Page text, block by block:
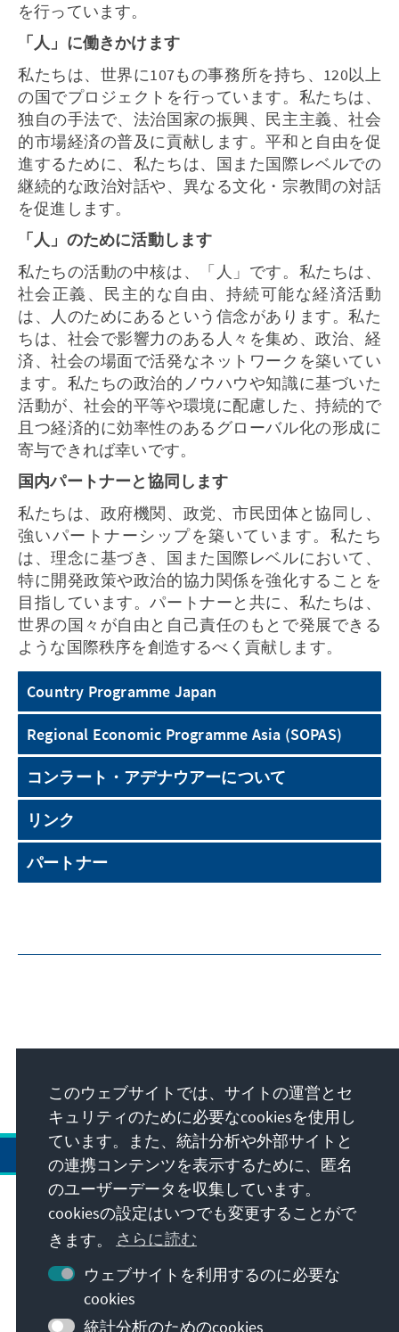
を行っています。
「人」に働きかけます
私たちは、世界に107もの事務所を持ち、120以上
の国でプロジェクトを行っています。私たちは、
独自の手法で、法治国家の振興、民主主義、社会
的市場経済の普及に貢献します。平和と自由を促
進するために、私たちは、国また国際レベルでの
継続的な政治対話や、異なる文化・宗教間の対話
を促進します。
「人」のために活動します
私たちの活動の中核は、「人」です。私たちは、
社会正義、民主的な自由、持続可能な経済活動
は、人のためにあるという信念があります。私た
ちは、社会で影響力のある人々を集め、政治、経
済、社会の場面で活発なネットワークを築いてい
ます。私たちの政治的ノウハウや知識に基づいた
活動が、社会的平等や環境に配慮した、持続的で
且つ経済的に効率性のあるグローバル化の形成に
寄与できれば幸いです。
国内パートナーと協同します
私たちは、政府機関、政党、市民団体と協同し、
強いパートナーシップを築いています。私たち
は、理念に基づき、国また国際レベルにおいて、
特に開発政策や政治的協力関係を強化することを
目指しています。パートナーと共に、私たちは、
世界の国々が自由と自己責任のもとで発展できる
ような国際秩序を創造するべく貢献します。
Country Programme Japan
Regional Economic Programme Asia (SOPAS)
コンラート・アデナウアーについて
リンク
パートナー
住所
お問い合わせ
外部リンク
このウェブサイトでは、サイトの運営とセ
キュリティのために必要なcookiesを使用し
ています。また、統計分析や外部サイトと
の連携コンテンツを表示するために、匿名
のユーザーデータを収集しています。
cookiesの設定はいつでも変更することがで
きます。 さらに読む
ウェブサイトを利用するのに必要な
cookies
統計分析のためのcookies